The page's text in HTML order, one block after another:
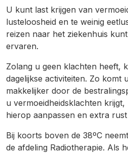
U kunt last krijgen van
lusteloosheid en te weinig
reizen naar het ziekenhuis
ervaren.
Zolang u geen klachten heeft,
dagelijkse activiteiten. Zo komt
makkelijker door de
u vermoeidheidsklachten
hierop aanpassen en extra
Bij koorts boven de 38ºC
de afdeling Radiotherapie. Als